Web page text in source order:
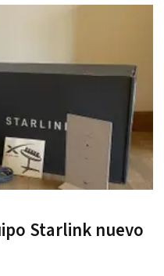
Starlink nuevo